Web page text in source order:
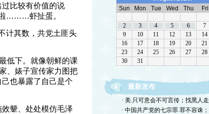
比较有价值的说
啦………虾扯蛋。
计其数，共党土匪头
低下。就像朝鲜的课
、婊子宣传家力图把
也暴露了自己是个
颦、处处模仿毛泽
最新发布
· 美.只可意会不可言传；找黑人走
· 中国共产党的七宗罪.罪不容诛；